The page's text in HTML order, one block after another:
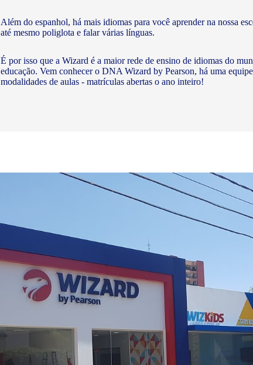
Além do espanhol, há mais idiomas para você aprender na nossa
até mesmo poliglota e falar várias línguas.
É por isso que a Wizard é a maior rede de ensino de idiomas do
educação. Vem conhecer o DNA Wizard by Pearson, há uma
modalidades de aulas - matrículas abertas o ano inteiro!